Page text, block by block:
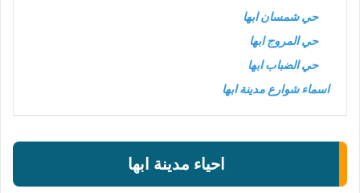
حي شمسان ابها
حي المروج ابها
حي الضباب ابها
اسماء شوارع مدينة ابها
احياء مدينة ابها